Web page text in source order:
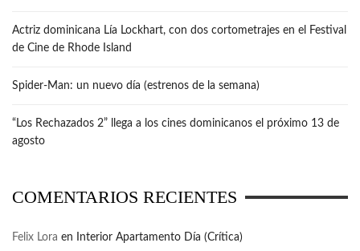
Actriz dominicana Lía Lockhart, con dos cortometrajes en el Festival
de Cine de Rhode Island
Spider-Man: un nuevo día (estrenos de la semana)
“Los Rechazados 2” llega a los cines dominicanos el próximo 13 de
agosto
COMENTARIOS RECIENTES
Felix Lora en Interior Apartamento Día (Crítica)